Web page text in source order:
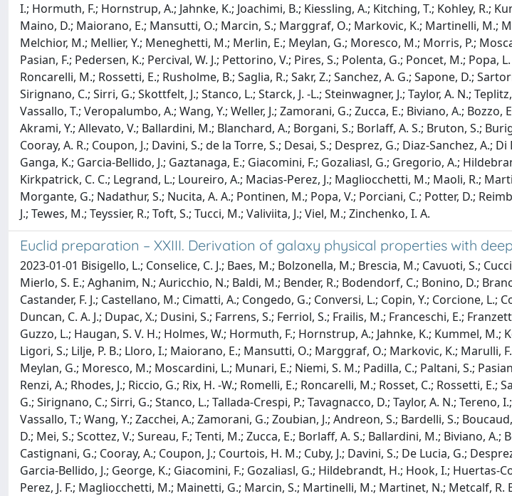
I.; Hormuth, F.; Hornstrup, A.; Jahnke, K.; Joachimi, B.; Kiessling, A.; Kitching, T.; Kohley, R.;
Maino, D.; Maiorano, E.; Mansutti, O.; Marcin, S.; Marggraf, O.; Markovic, K.; Martinelli, M.;
Melchior, M.; Mellier, Y.; Meneghetti, M.; Merlin, E.; Meylan, G.; Moresco, M.; Morris, P.;
Pasian, F.; Pedersen, K.; Percival, W. J.; Pettorino, V.; Pires, S.; Polenta, G.; Poncet, M.; Popa,
Roncarelli, M.; Rossetti, E.; Rusholme, B.; Saglia, R.; Sakr, Z.; Sanchez, A. G.; Sapone, D.;
Sirignano, C.; Sirri, G.; Skottfelt, J.; Stanco, L.; Starck, J. -L.; Steinwagner, J.; Taylor, A. N.;
Vassallo, T.; Veropalumbo, A.; Wang, Y.; Weller, J.; Zamorani, G.; Zucca, E.; Biviano, A.;
Akrami, Y.; Allevato, V.; Ballardini, M.; Blanchard, A.; Borgani, S.; Borlaff, A. S.; Bruton, S.;
Cooray, A. R.; Coupon, J.; Davini, S.; de la Torre, S.; Desai, S.; Desprez, G.; Diaz-Sanchez, A.;
Ganga, K.; Garcia-Bellido, J.; Gaztanaga, E.; Giacomini, F.; Gozaliasl, G.; Gregorio, A.;
Kirkpatrick, C. C.; Legrand, L.; Loureiro, A.; Macias-Perez, J.; Magliocchetti, M.; Maoli, R.;
Morgante, G.; Nadathur, S.; Nucita, A. A.; Pontinen, M.; Popa, V.; Porciani, C.; Potter, D.;
J.; Tewes, M.; Teyssier, R.; Toft, S.; Tucci, M.; Valiviita, J.; Viel, M.; Zinchenko, I. A.
Euclid preparation – XXIII. Derivation of galaxy physical properties with
2023-01-01 Bisigello, L.; Conselice, C. J.; Baes, M.; Bolzonella, M.; Brescia, M.; Cavuoti, S.;
Mierlo, S. E.; Aghanim, N.; Auricchio, N.; Baldi, M.; Bender, R.; Bodendorf, C.; Bonino, D.;
Castander, F. J.; Castellano, M.; Cimatti, A.; Congedo, G.; Conversi, L.; Copin, Y.; Corcione,
Duncan, C. A. J.; Dupac, X.; Dusini, S.; Farrens, S.; Ferriol, S.; Frailis, M.; Franceschi, E.;
Guzzo, L.; Haugan, S. V. H.; Holmes, W.; Hormuth, F.; Hornstrup, A.; Jahnke, K.; Kummel,
Ligori, S.; Lilje, P. B.; Lloro, I.; Maiorano, E.; Mansutti, O.; Marggraf, O.; Markovic, K.;
Meylan, G.; Moresco, M.; Moscardini, L.; Munari, E.; Niemi, S. M.; Padilla, C.; Paltani, S.;
Renzi, A.; Rhodes, J.; Riccio, G.; Rix, H. -W.; Romelli, E.; Roncarelli, M.; Rosset, C.; Rossetti,
G.; Sirignano, C.; Sirri, G.; Stanco, L.; Tallada-Crespi, P.; Tavagnacco, D.; Taylor, A. N.;
Vassallo, T.; Wang, Y.; Zacchei, A.; Zamorani, G.; Zoubian, J.; Andreon, S.; Bardelli, S.;
D.; Mei, S.; Scottez, V.; Sureau, F.; Tenti, M.; Zucca, E.; Borlaff, A. S.; Ballardini, M.; Biviano, A.;
Castignani, G.; Cooray, A.; Coupon, J.; Courtois, H. M.; Cuby, J.; Davini, S.; De Lucia, G.;
Garcia-Bellido, J.; George, K.; Giacomini, F.; Gozaliasl, G.; Hildebrandt, H.; Hook, I.; Huertas-
Perez, J. F.; Magliocchetti, M.; Mainetti, G.; Marcin, S.; Martinelli, M.; Martinet, N.; Metcalf, R.